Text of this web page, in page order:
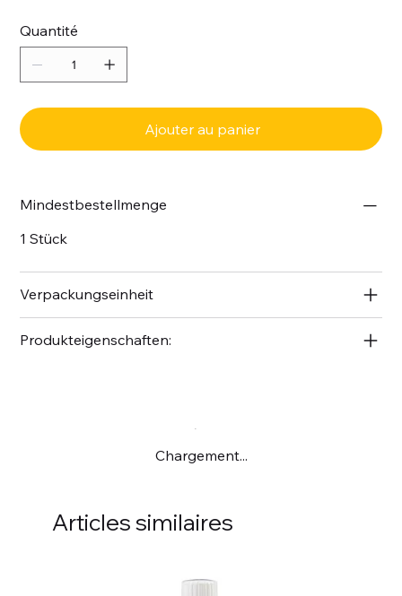
Quantité
Ajouter au panier
Mindestbestellmenge
1 Stück
Verpackungseinheit
Produkteigenschaften:
Chargement...
Articles similaires